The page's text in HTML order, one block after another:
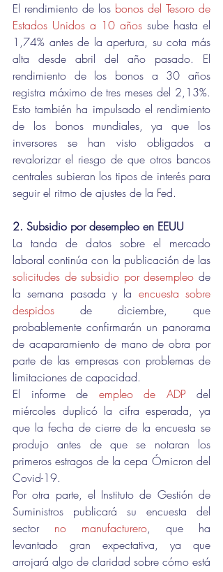
El rendimiento de los bonos del Tesoro de
Estados Unidos a 10 años sube hasta el
1,74% antes de la apertura, su cota más
alta desde abril del año pasado. El
rendimiento de los bonos a 30 años
registra máximo de tres meses del 2,13%.
Esto también ha impulsado el rendimiento
de los bonos mundiales, ya que los
inversores se han visto obligados a
revalorizar el riesgo de que otros bancos
centrales subieran los tipos de interés para
seguir el ritmo de ajustes de la Fed.
2. Subsidio por desempleo en EEUU
La tanda de datos sobre el mercado
solicitudes de subsidio por desempleo de
la semana pasada y la encuesta sobre
despidos de diciembre, que
probablemente confirmarán un panorama
de acaparamiento de mano de obra por
parte de las empresas con problemas de
limitaciones de capacidad.
El informe de empleo de ADP del
miércoles duplicó la cifra esperada, ya
que la fecha de cierre de la encuesta se
produjo antes de que se notaran los
primeros estragos de la cepa Ómicron del
Covid-19.
Por otra parte, el Instituto de Gestión de
Suministros publicará su encuesta del
sector no manufacturero, que ha
levantado gran expectativa, ya que
arrojará algo de claridad sobre cómo está